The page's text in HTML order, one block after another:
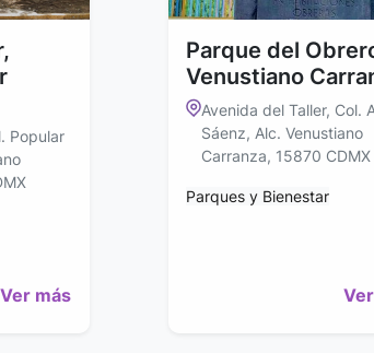
Popular
Ver más
Parque del
Venustiano
Avenida del Taller, Col.
Sáenz, Alc. Venustiano
Carranza, 15870 CDMX
Parques y Bienestar